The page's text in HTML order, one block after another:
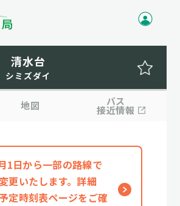
清水台
シミズダイ
地図 バス
接近情報
1日から一部の路線で
更いたします。詳細
定時刻表ページをご確